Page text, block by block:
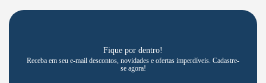
Fique por dentro!
Receba em seu e-mail descontos, novidades e ofertas imperdíveis. Cadastre-
se agora!